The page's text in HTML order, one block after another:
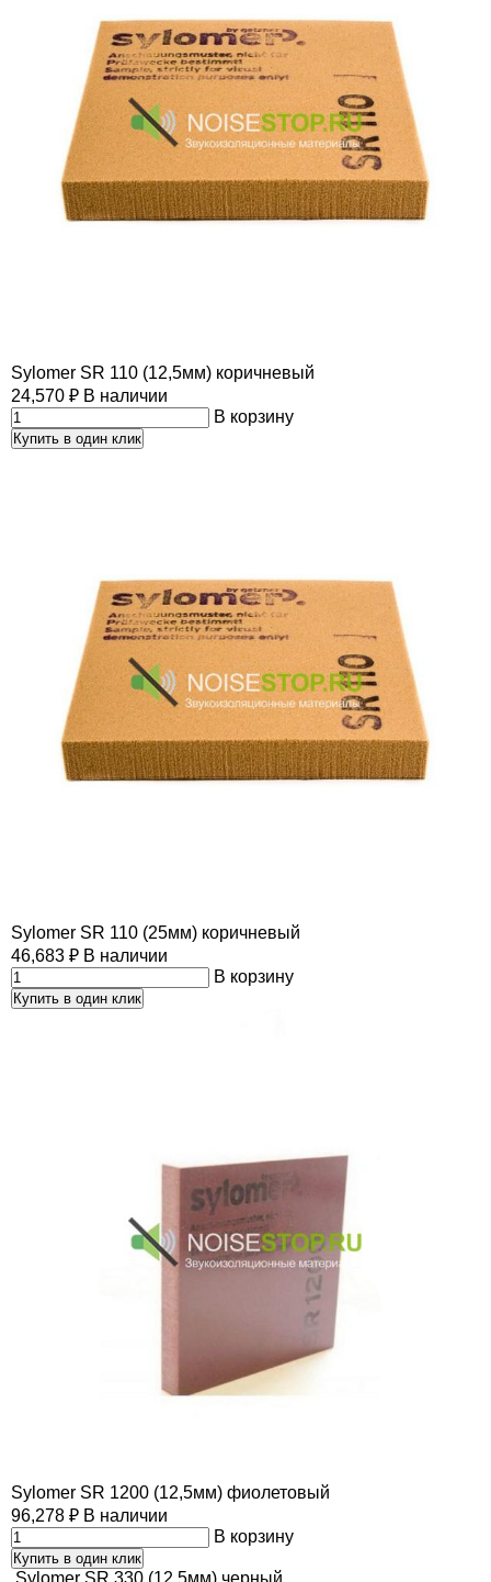
Sylomer SR 110 (12,5мм) коричневый
24,570 ₽ В наличии
В корзину
Купить в один клик
Sylomer SR 110 (25мм) коричневый
46,683 ₽ В наличии
В корзину
Купить в один клик
Sylomer SR 1200 (12,5мм) фиолетовый
96,278 ₽ В наличии
В корзину
Купить в один клик
Sylomer SR 330 (12,5мм) черный